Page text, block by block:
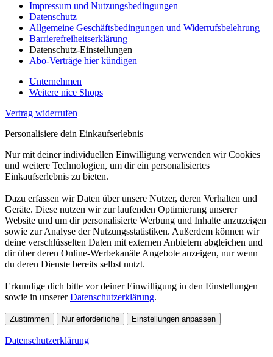
Impressum und Nutzungsbedingungen
Datenschutz
Allgemeine Geschäftsbedingungen und Widerrufsbelehrung
Barrierefreiheitserklärung
Datenschutz-Einstellungen
Abo-Verträge hier kündigen
Unternehmen
Weitere nice Shops
Vertrag widerrufen
Personalisiere dein Einkaufserlebnis
Nur mit deiner individuellen Einwilligung verwenden wir Cookies
und weitere Technologien, um dir ein personalisiertes
Einkaufserlebnis zu bieten.
Dazu erfassen wir Daten über unsere Nutzer, deren Verhalten und
Geräte. Diese nutzen wir zur laufenden Optimierung unserer
Website und um dir personalisierte Werbung und Inhalte anzuzeigen
sowie zur Analyse der Nutzungsstatistiken. Außerdem können wir
deine verschlüsselten Daten mit externen Anbietern abgleichen und
dir über deren Online-Werbekanäle Angebote anzeigen, nur wenn
du deren Dienste bereits selbst nutzt.
Erkundige dich bitte vor deiner Einwilligung in den Einstellungen
sowie in unsererDatenschutzerklärung.
Zustimmen Nur erforderliche Einstellungen anpassen
Datenschutzerklärung